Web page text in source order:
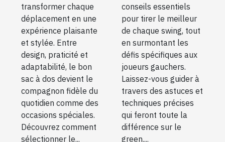
transformer chaque
déplacement en une
expérience plaisante
et stylée. Entre
design, praticité et
adaptabilité, le bon
sac à dos devient le
compagnon fidèle du
quotidien comme des
occasions spéciales.
Découvrez comment
sélectionner le...
conseils essentiels
pour tirer le meilleur
de chaque swing, tout
en surmontant les
défis spécifiques aux
joueurs gauchers.
Laissez-vous guider à
travers des astuces et
techniques précises
qui feront toute la
différence sur le
green....